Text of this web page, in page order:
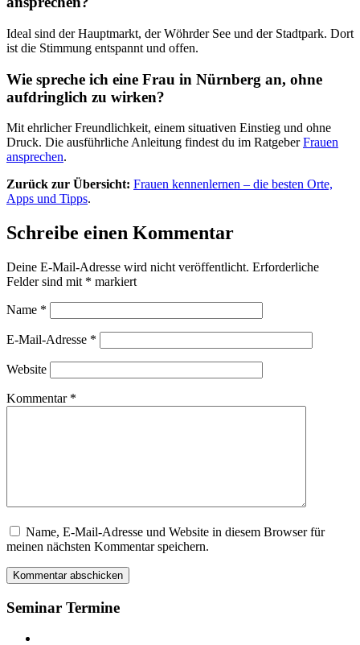
Ideal sind der Hauptmarkt, der Wöhrder See und der Stadtpark. Dort
ist die Stimmung entspannt und offen.
Wie spreche ich eine Frau in Nürnberg an, ohne
aufdringlich zu wirken?
Mit ehrlicher Freundlichkeit, einem situativen Einstieg und ohne
Druck. Die ausführliche Anleitung findest du im RatgeberFrauen
ansprechen.
Zurück zur Übersicht: Frauen kennenlernen – die besten Orte,
Apps und Tipps.
Schreibe einen Kommentar
Deine E-Mail-Adresse wird nicht veröffentlicht. Erforderliche
Felder sind mit * markiert
Name *
E-Mail-Adresse *
Website
Kommentar *
Dieses
bitte
leer
lassen
Name, E-Mail-Adresse und Website in diesem Browser für
meinen nächsten Kommentar speichern.
Seminar Termine